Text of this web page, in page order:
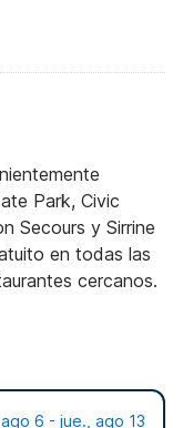
Park, Civic
Secours y Sirrine
en todas las
cercanos.
6 - jue., ago 13